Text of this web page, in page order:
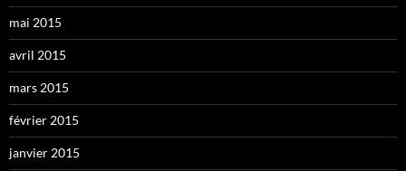
mai 2015
avril 2015
mars 2015
février 2015
janvier 2015